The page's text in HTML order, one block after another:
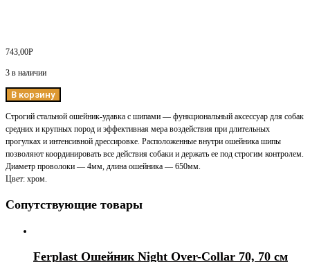
743,00Р
3 в наличии
В корзину
Строгий стальной ошейник-удавка с шипами — функциональный аксессуар для собак
средних и крупных пород и эффективная мера воздействия при длительных
прогулках и интенсивной дрессировке. Расположенные внутри ошейника шипы
позволяют координировать все действия собаки и держать ее под строгим контролем.
Диаметр проволоки — 4мм, длина ошейника — 650мм.
Цвет: хром.
Сопутствующие товары
Ferplast Ошейник Night Over-Collar 70, 70 см